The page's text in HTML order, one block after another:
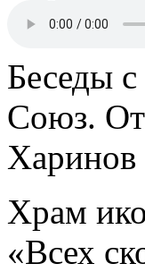
Беседы
Союз. От
Харинов
Храм
«Всех